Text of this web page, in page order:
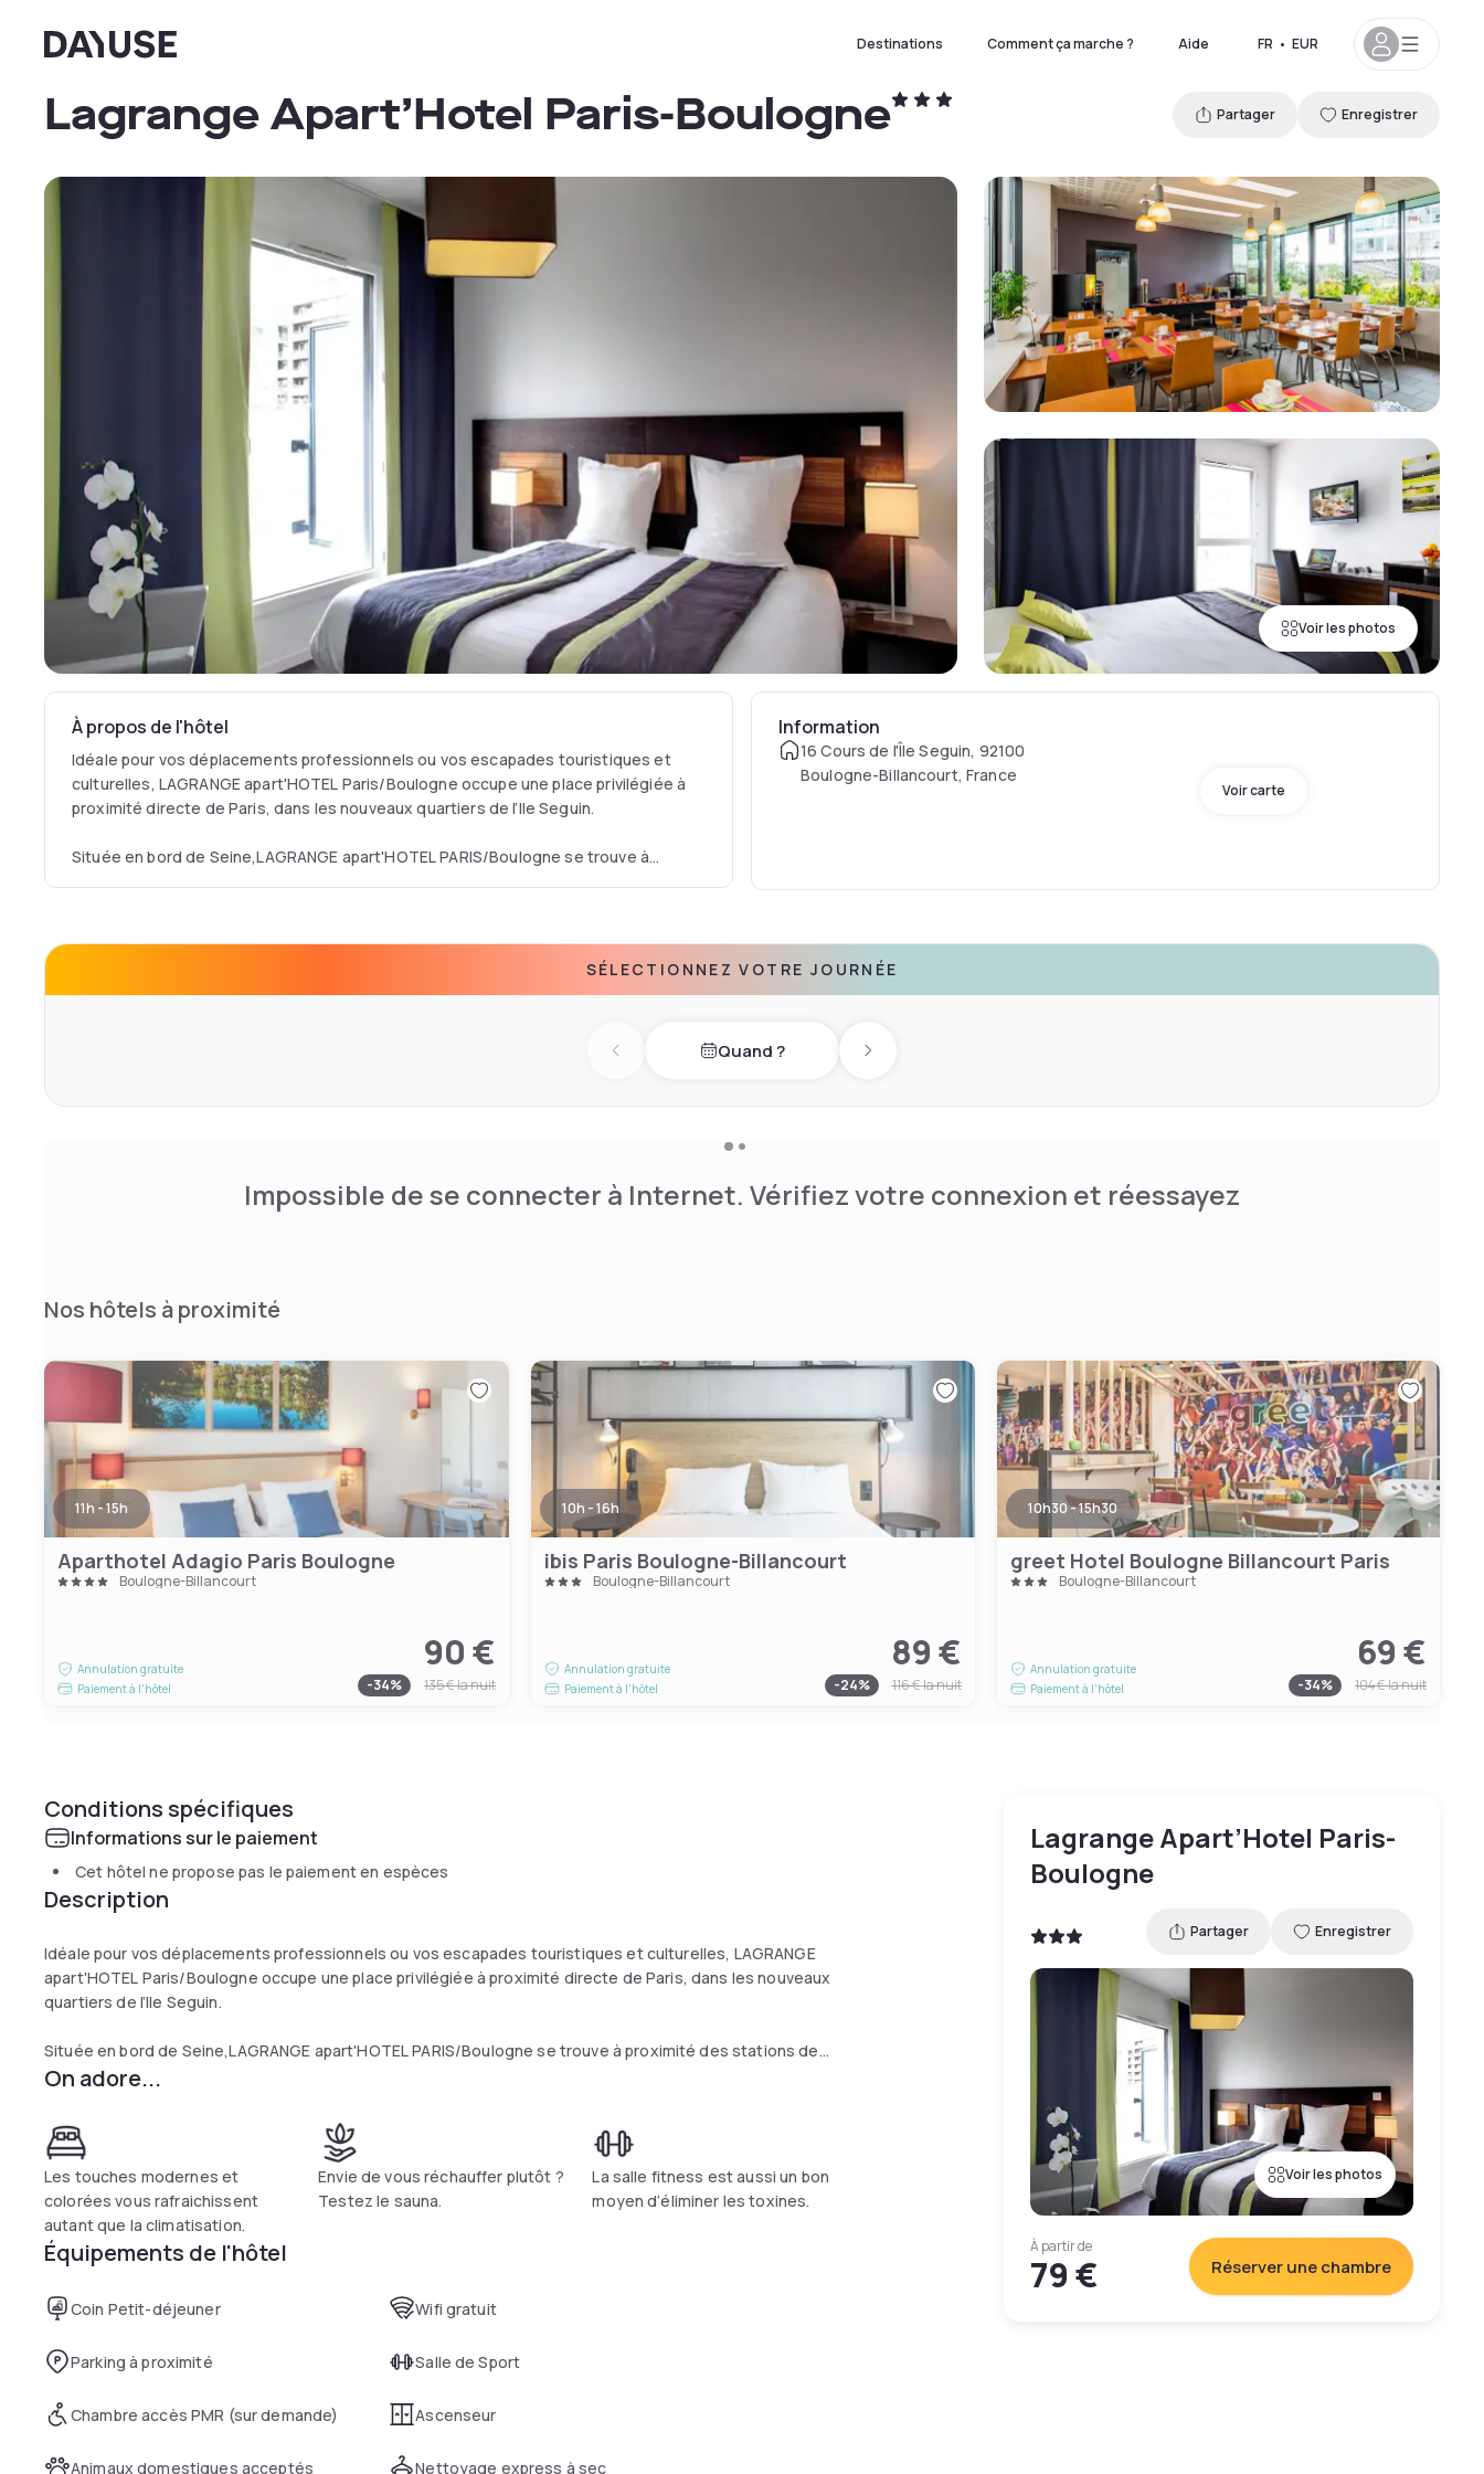
Dayuse Destinations Comment ça marche ? Aide FR • EUR
Voir les photos
Lagrange Apart’Hotel Paris-Boulogne Partager Enregistrer
À propos de l'hôtel
Idéale pour vos déplacements professionnels ou vos escapades touristiques et
culturelles, LAGRANGE apart'HOTEL Paris/Boulogne occupe une place privilégiée à
proximité directe de Paris, dans les nouveaux quartiers de l’Ile Seguin.
Située en bord de Seine,LAGRANGE apart'HOTEL PARIS/Boulogne se trouve à
Versailles, Roland-Garros, Parc des Princes etc.LAGRANGE apart'HOTEL
Paris/Boulogne propose 75 studios alliant confort, design et raffinement.
Tous les Studios (22m2) sont dotés d’une kitchenette équipée et d’une salle de
Information
16 Cours de l'Île Seguin, 92100
Boulogne-Billancourt, France
Voir carte
SÉLECTIONNEZ VOTRE JOURNÉE
Previous dayQuand ? Next day
Impossible de se connecter à Internet. Vérifiez votre connexion et réessayez
Nos hôtels à proximité
11h - 15h
Aparthotel Adagio Paris Boulogne
Boulogne-Billancourt
Annulation gratuite
Paiement à l'hôtel
90 €
-34% 135 €la nuit
10h - 16h
ibis Paris Boulogne-Billancourt
Boulogne-Billancourt
Annulation gratuite
Paiement à l'hôtel
89 €
-24% 116 €la nuit
10h30 - 15h30
greet Hotel Boulogne Billancourt Paris
Boulogne-Billancourt
Annulation gratuite
Paiement à l'hôtel
69 €
-34% 104 €la nuit
Conditions spécifiques
Informations sur le paiement
Cet hôtel ne propose pas le paiement en espèces
Description
Idéale pour vos déplacements professionnels ou vos escapades touristiques et culturelles, LAGRANGE
apart'HOTEL Paris/Boulogne occupe une place privilégiée à proximité directe de Paris, dans les nouveaux
quartiers de l’Ile Seguin.
Située en bord de Seine,LAGRANGE apart'HOTEL PARIS/Boulogne se trouve à proximité des stations de
métro "Billancourt" et "Pont de Sèvres" mais aussi du tramway 2 qui offre un accès direct à la porte de
La résidence occupe une position stratégique pour rejoindre en quelques minutes les lieux
incontournables de Paris : Tour Eiffel, Champs-Elysées, Château de Versailles, Roland-Garros, Parc des
Princes etc.LAGRANGE apart'HOTEL Paris/Boulogne propose 75 studios alliant confort, design et
raffinement.
Tous les Studios (22m2) sont dotés d’une kitchenette équipée et d’une salle de bain.
La cuisine doit être nettoyée après utilisation.
L'établissement est entièrement non-fumeur.
On adore...
Les touches modernes et
colorées vous rafraichissent
autant que la climatisation.
Envie de vous réchauffer plutôt ?
Testez le sauna.
La salle fitness est aussi un bon
moyen d’éliminer les toxines.
Équipements de l'hôtel
Coin Petit-déjeuner Wifi gratuit
Parking à proximité Salle de Sport
Chambre accès PMR (sur demande) Ascenseur
Animaux domestiques acceptés Nettoyage express à sec
Lagrange Apart’Hotel Paris-
Boulogne
Partager Enregistrer
Voir les photos
À partir de
79 € Réserver une chambre